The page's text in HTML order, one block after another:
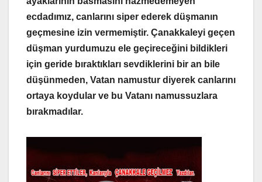
ecdadımız, canlarını siper ederek düşmanın
geçmesine izin vermemiştir. Çanakkaleyi geçen
düşman yurdumuzu ele geçireceğini bildikleri
için geride bıraktıkları sevdiklerini bir an bile
düşünmeden, Vatan namustur diyerek canlarını
ortaya koydular ve bu Vatanı namussuzlara
bırakmadılar.